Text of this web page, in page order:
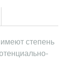
степень